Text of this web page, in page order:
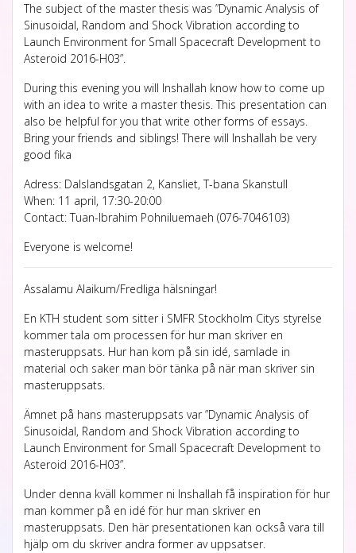
The subject of the master thesis was ”Dynamic Analysis of
Sinusoidal, Random and Shock Vibration according to
Launch Environment for Small Spacecraft Development to
Asteroid 2016-H03”.
During this evening you will Inshallah know how to come up
with an idea to write a master thesis. This presentation can
also be helpful for you that write other forms of essays.
Bring your friends and siblings! There will Inshallah be very
good fika
Adress: Dalslandsgatan 2, Kansliet, T-bana Skanstull
When: 11 april, 17:30-20:00
Contact: Tuan-Ibrahim Pohniluemaeh (076-7046103)
Everyone is welcome!
Assalamu Alaikum/Fredliga hälsningar!
En KTH student som sitter i SMFR Stockholm Citys styrelse
kommer tala om processen för hur man skriver en
masteruppsats. Hur han kom på sin idé, samlade in
material och saker man bör tänka på när man skriver sin
masteruppsats.
Ämnet på hans masteruppsats var ”Dynamic Analysis of
Sinusoidal, Random and Shock Vibration according to
Launch Environment for Small Spacecraft Development to
Asteroid 2016-H03”.
Under denna kväll kommer ni Inshallah få inspiration för hur
man kommer på en idé för hur man skriver en
masteruppsats. Den här presentationen kan också vara till
hjälp om du skriver andra former av uppsatser.